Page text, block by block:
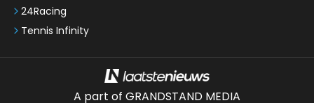
24Racing
Tennis Infinity
A part of GRANDSTAND MEDIA